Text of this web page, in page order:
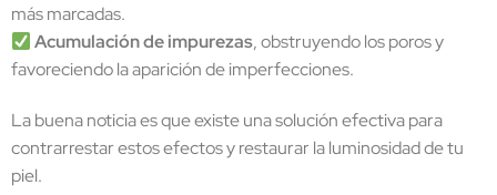
más marcadas.
Acumulación de impurezas, obstruyendo los poros y
favoreciendo la aparición de imperfecciones.
La buena noticia es que existe una solución efectiva para
contrarrestar estos efectos y restaurar la luminosidad de tu
piel.